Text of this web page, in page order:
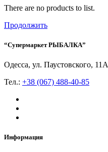
There are no products to list.
Продолжить
“Супермаркет РЫБАЛКА”
Одесса, ул. Паустовского, 11А
Тел.: +38 (067) 488-40-85
Информация